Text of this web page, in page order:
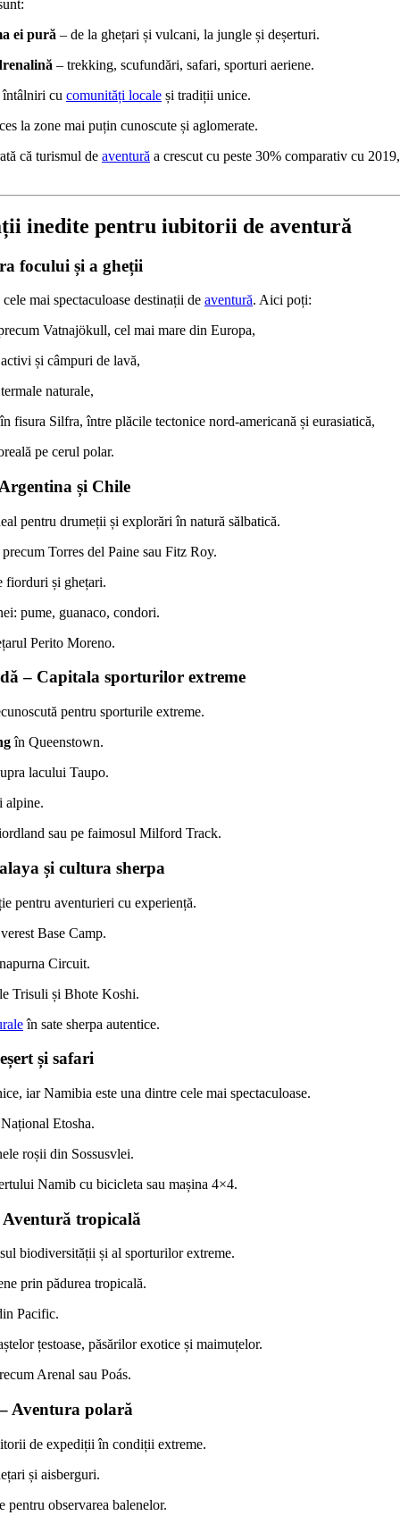
ei pură – de la ghețari și vulcani, la jungle și deșerturi.
– trekking, scufundări, safari, sporturi aeriene.
cu comunități locale și tradiții unice.
la zone mai puțin cunoscute și aglomerate.
că turismul de aventură a crescut cu peste 30% comparativ cu
inedite pentru iubitorii de aventură
focului și a gheții
mai spectaculoase destinații de aventură. Aici poți:
Vatnajökull, cel mai mare din Europa,
și câmpuri de lavă,
naturale,
fisura Silfra, între plăcile tectonice nord-americană și eurasiatică,
pe cerul polar.
și Chile
pentru drumeții și explorări în natură sălbatică.
precum Torres del Paine sau Fitz Roy.
fiorduri și ghețari.
pume, guanaco, condori.
Perito Moreno.
– Capitala sporturilor extreme
pentru sporturile extreme.
în Queenstown.
lacului Taupo.
alpine.
sau pe faimosul Milford Track.
și cultura sherpa
pentru aventurieri cu experiență.
Base Camp.
Circuit.
Trisuli și Bhote Koshi.
în sate sherpa autentice.
și safari
iar Namibia este una dintre cele mai spectaculoase.
Etosha.
roșii din Sossusvlei.
Namib cu bicicleta sau mașina 4×4.
Aventură tropicală
biodiversității și al sporturilor extreme.
prin pădurea tropicală.
Pacific.
țestoase, păsărilor exotice și maimuțelor.
Arenal sau Poás.
Aventura polară
de expediții în condiții extreme.
și aisberguri.
pentru observarea balenelor.